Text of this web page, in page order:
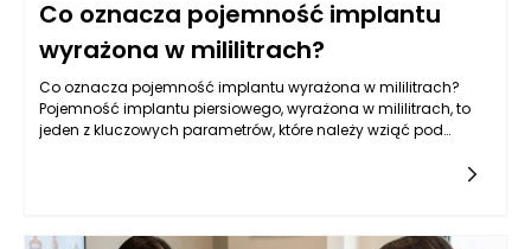
Co oznacza pojemność implantu
wyrażona w mililitrach?
Co oznacza pojemność implantu wyrażona w mililitrach?
Pojemność implantu piersiowego, wyrażona w mililitrach, to
jeden z kluczowych parametrów, które należy wziąć pod